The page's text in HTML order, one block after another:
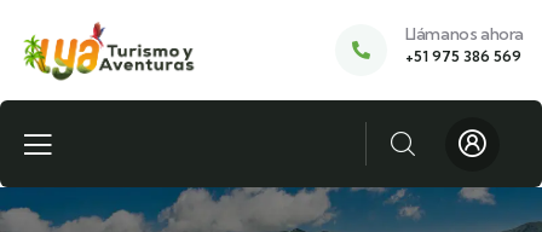
Llámanos ahora
+51 975 386 569